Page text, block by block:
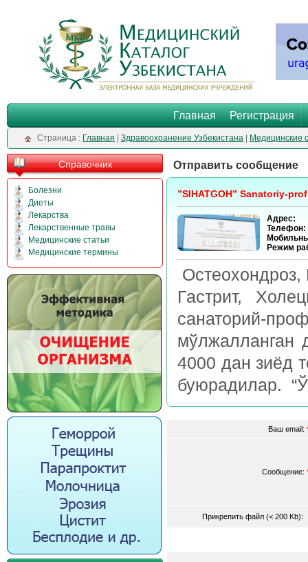
Главная Регистрация
Cтраница : Главная Здравоохранение Узбекистана Медицинские
Справочник
Болезни
Диеты
Лекарства
Лекарственные травы
Медицинские статьи
Медицинские термины
Отправить сообщение
”SIHATGOH” Sanatoriy-
Адрес:
Телефон:
Режим
Остеохондроз,
Гастрит,
санаторий-
мўлжалланган
4000 дан зиёд
буюрадилар.
Ваш email:
Сообщение:
Прикрепить файл (< 200